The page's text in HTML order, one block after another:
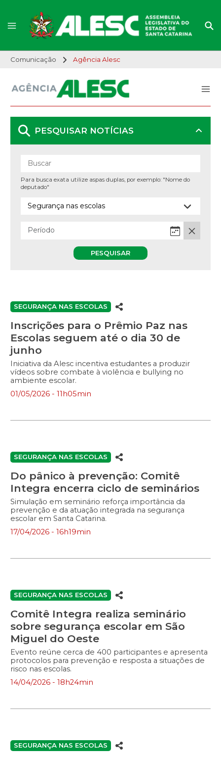
Comunicação Agência Alesc
PESQUISAR NOTÍCIAS
Para busca exata utilize aspas duplas, por exemplo: "Nome do
deputado"
PESQUISAR
SEGURANÇA NAS ESCOLAS
Inscrições para o Prêmio Paz nas
Escolas seguem até o dia 30 de
junho
Iniciativa da Alesc incentiva estudantes a produzir
vídeos sobre combate à violência e bullying no
ambiente escolar.
01/05/2026 - 11h05min
SEGURANÇA NAS ESCOLAS
Do pânico à prevenção: Comitê
Integra encerra ciclo de seminários
Simulação em seminário reforça importância da
prevenção e da atuação integrada na segurança
escolar em Santa Catarina.
17/04/2026 - 16h19min
SEGURANÇA NAS ESCOLAS
Comitê Integra realiza seminário
sobre segurança escolar em São
Miguel do Oeste
Evento reúne cerca de 400 participantes e apresenta
protocolos para prevenção e resposta a situações de
risco nas escolas.
14/04/2026 - 18h24min
SEGURANÇA NAS ESCOLAS